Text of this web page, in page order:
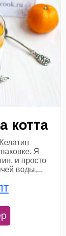
котта
Я
и просто
воды,...